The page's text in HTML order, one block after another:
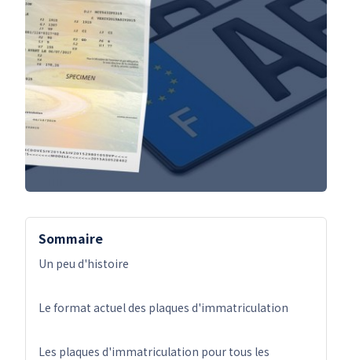
Sommaire
Un peu d'histoire
Le format actuel des plaques d'immatriculation
Les plaques d'immatriculation pour tous les